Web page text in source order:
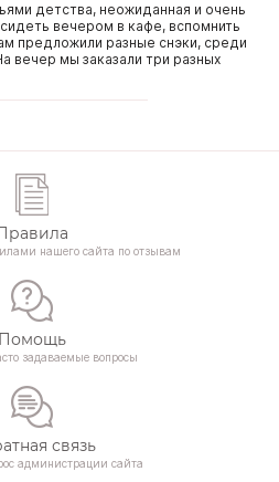
детства, неожиданная и очень
вечером в кафе, вспомнить
предложили разные снэки, среди
вечер мы заказали три разных
нашего сайта по отзывам
Помощь
задаваемые вопросы
связь
администрации сайта